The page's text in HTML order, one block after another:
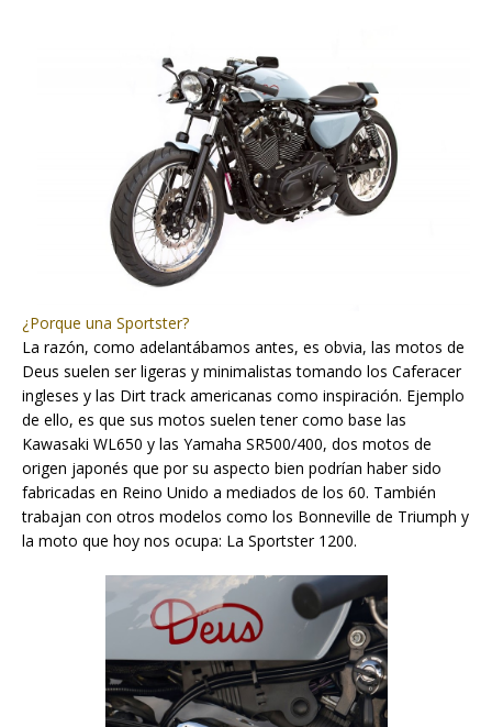
¿Porque una Sportster?
La razón, como adelantábamos antes, es obvia, las motos de
Deus suelen ser ligeras y minimalistas tomando los Caferacer
ingleses y las Dirt track americanas como inspiración. Ejemplo
de ello, es que sus motos suelen tener como base las
Kawasaki WL650 y las Yamaha SR500/400, dos motos de
origen japonés que por su aspecto bien podrían haber sido
fabricadas en Reino Unido a mediados de los 60. También
trabajan con otros modelos como los Bonneville de Triumph y
la moto que hoy nos ocupa: La Sportster 1200.